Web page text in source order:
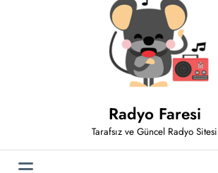
Radyo Faresi
Tarafsız ve Güncel Radyo Sitesi